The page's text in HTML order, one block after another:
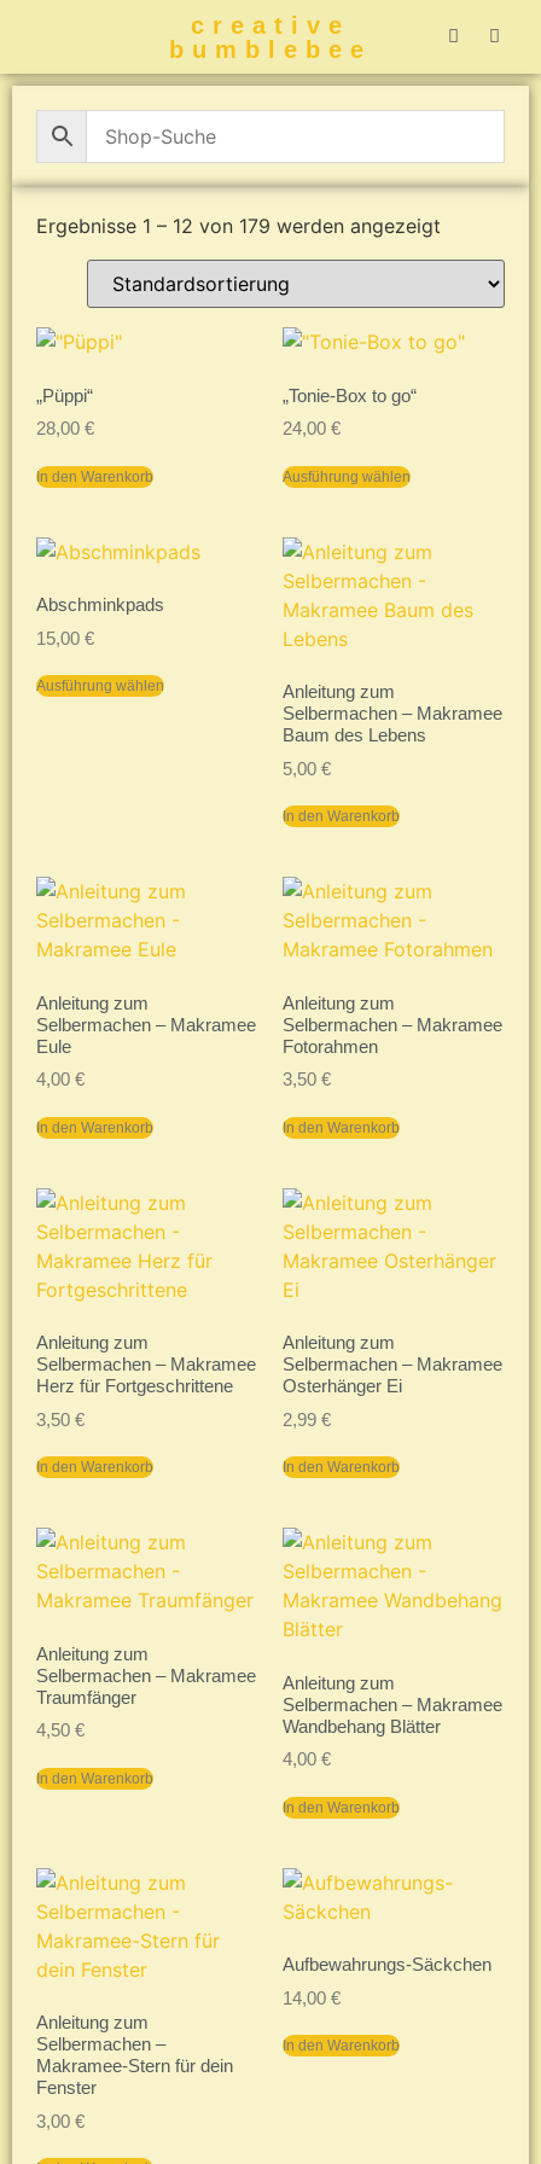
creative
bumblebee
Ergebnisse 1 – 12 von 179 werden angezeigt
„Püppi“
28,00 €
In den Warenkorb
„Tonie-Box to go“
24,00 €
Ausführung wählen
Abschminkpads
15,00 €
Ausführung wählen
Anleitung zum
Selbermachen – Makramee
Baum des Lebens
5,00 €
In den Warenkorb
Anleitung zum
Selbermachen – Makramee
Eule
4,00 €
In den Warenkorb
Anleitung zum
Selbermachen – Makramee
Fotorahmen
3,50 €
In den Warenkorb
Anleitung zum
Selbermachen – Makramee
Herz für Fortgeschrittene
3,50 €
In den Warenkorb
Anleitung zum
Selbermachen – Makramee
Osterhänger Ei
2,99 €
In den Warenkorb
Anleitung zum
Selbermachen – Makramee
Traumfänger
4,50 €
In den Warenkorb
Anleitung zum
Selbermachen – Makramee
Wandbehang Blätter
4,00 €
In den Warenkorb
Anleitung zum
Selbermachen –
Makramee-Stern für dein
Fenster
3,00 €
Aufbewahrungs-Säckchen
14,00 €
In den Warenkorb